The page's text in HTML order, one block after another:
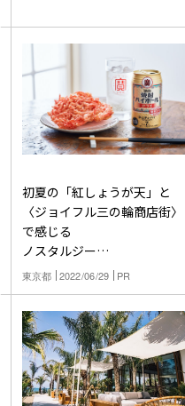
初夏の「紅しょうが天」と
〈ジョイフル三の輪商店街〉
で感じる
ノスタルジー
あなたのまちの商店街へ。
焼酎ハイボールのアテ探し旅
東京都 2022/06/29 PR